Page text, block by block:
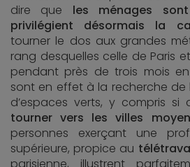
dire que les ménages
privilégient désormais la
tourner le dos aux grandes
rang desquelles celle de Paris
pendant près de trois mois
sont en effet à la recherche de
d’espaces verts, y compris si
tourner vers les villes
personnes exerçant une
supérieure, propice au